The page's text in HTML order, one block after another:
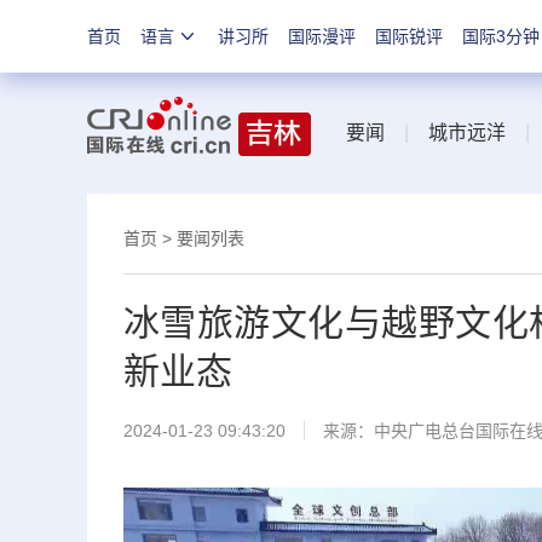
首页 语言 讲习所 国际漫评 国际锐评 国际3分钟
要闻 城市远洋
首页 > 要闻列表
冰雪旅游文化与越野文
新业态
2024-01-23 09:43:20 来源：中央广电总台国际在线